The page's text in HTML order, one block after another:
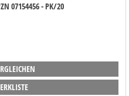
07154456 - PK/20